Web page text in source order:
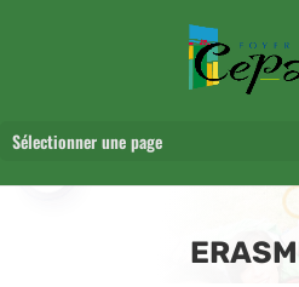
Sélectionner une page